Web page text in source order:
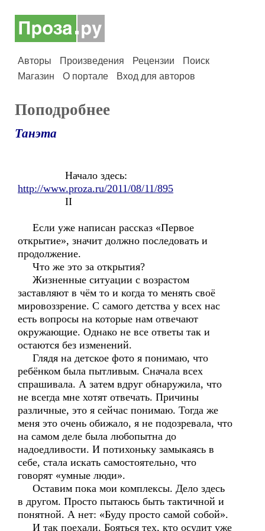
Авторы Произведения Рецензии
Поиск
Магазин
О портале Вход для авторов
Поподробнее
Танэта
Начало здесь:
http://www.proza.ru/2011/08/11/895
II
Если уже написан рассказ «Первое
открытие», значит должно последовать и
продолжение.
Что же это за открытия?
Жизненные ситуации с возрастом
заставляют в чём то и когда то менять своё
мировоззрение. С самого детства у всех нас
есть вопросы на которые нам отвечают
окружающие. Однако не все ответы так и
остаются без изменений.
Глядя на детское фото я понимаю, что
ребёнком была пытливым. Сначала всех
спрашивала. А затем вдруг обнаружила, что
не всегда мне хотят отвечать. Причины
различные, это я сейчас понимаю. Тогда же
меня это очень обижало, я не подозревала, что
на самом деле была любопытна до
надоедливости. И потихоньку замыкаясь в
себе, стала искать самостоятельно, что
говорят «умные люди».
Оставим пока мои комплексы. Дело здесь
в другом. Просто пытаюсь быть тактичной и
понятной. А нет: «Буду просто самой собой».
И так поехали. Бояться тех, кто осудит уже